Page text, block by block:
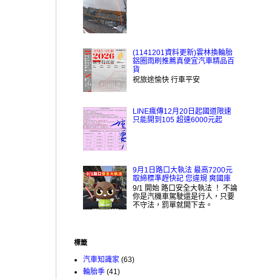
(1141201資料更新)雲林換輪胎
鋁圈雨刷推薦真便宜汽車精品百
貨
祝旅途愉快 行車平安
LINE瘋傳12月20日起國道限速
只能開到105 超速6000元起
9月1日路口大執法 最高7200元
取締標準趕快記 您違規 爽國庫
9/1 開始 路口安全大執法 ！ 不論
你是汽機車駕駛還是行人，只要
不守法，罰單就開下去。
標籤
汽車知識家 (63)
輪胎季 (41)